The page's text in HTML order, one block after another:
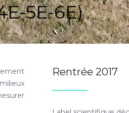
5E-6E)
Rentrée 2017